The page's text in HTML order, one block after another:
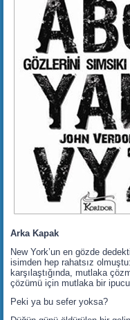
Arka Kapak
New York’un en gözde
isimden hep rahatsız
karşılaştığında, mutlaka
çözümü için mutlaka bir ipucu
Peki ya bu sefer yoksa?